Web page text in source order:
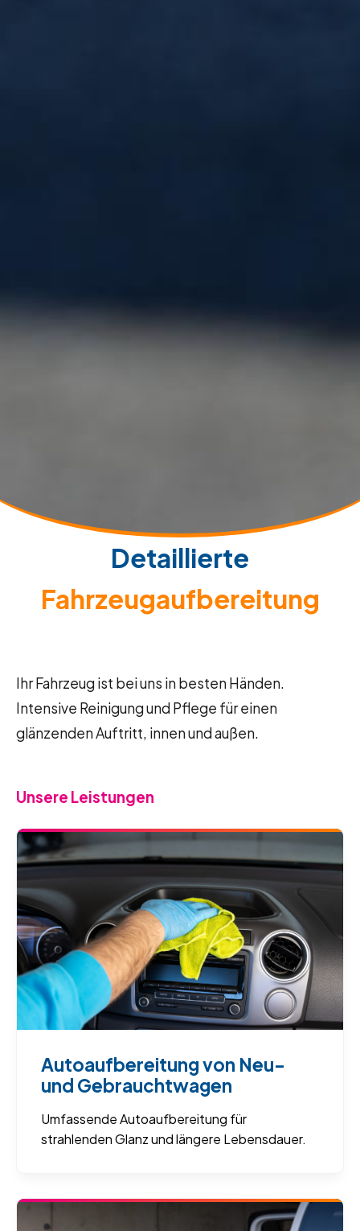
Detaillierte
Fahrzeugaufbereitung
Ihr Fahrzeug ist bei uns in besten Händen.
Intensive Reinigung und Pflege für einen
glänzenden Auftritt, innen und außen.
Unsere Leistungen
Autoaufbereitung von Neu-
und Gebrauchtwagen
Umfassende Autoaufbereitung für
strahlenden Glanz und längere Lebensdauer.